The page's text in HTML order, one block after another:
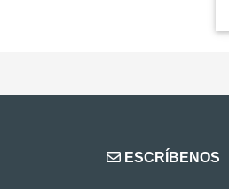
ESCRÍBENOS